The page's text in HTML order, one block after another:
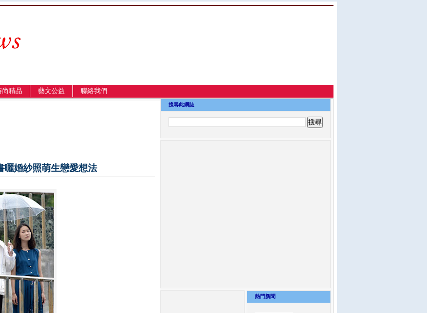
尚精品 藝文公益 聯絡我們
曬婚紗照萌生戀愛想法
搜尋此網誌
熱門新聞